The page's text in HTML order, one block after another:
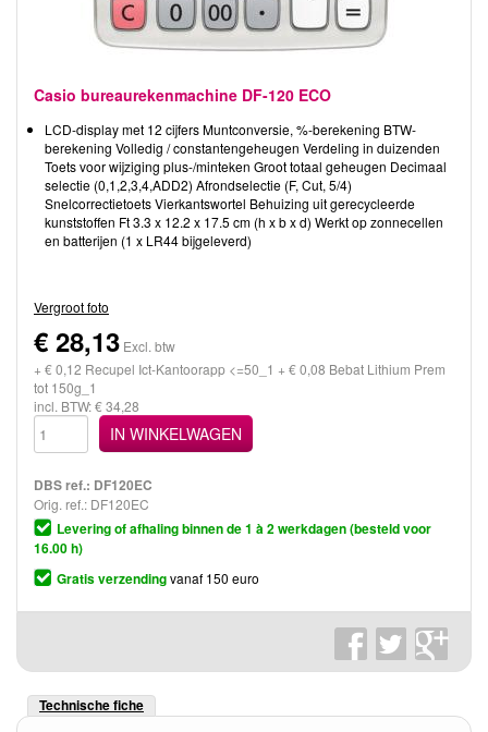
Casio bureaurekenmachine DF-120 ECO
LCD-display met 12 cijfers Muntconversie, %-berekening BTW-
berekening Volledig / constantengeheugen Verdeling in duizenden
Toets voor wijziging plus-/minteken Groot totaal geheugen Decimaal
selectie (0,1,2,3,4,ADD2) Afrondselectie (F, Cut, 5/4)
Snelcorrectietoets Vierkantswortel Behuizing uit gerecycleerde
kunststoffen Ft 3.3 x 12.2 x 17.5 cm (h x b x d) Werkt op zonnecellen
en batterijen (1 x LR44 bijgeleverd)
Vergroot foto
€ 28,13 Excl. btw
+ € 0,12 Recupel Ict-Kantoorapp <=50_1 + € 0,08 Bebat Lithium Prem
tot 150g_1
incl. BTW: € 34,28
IN WINKELWAGEN
DBS ref.: DF120EC
Orig. ref.: DF120EC
Levering of afhaling binnen de 1 à 2 werkdagen (besteld voor
16.00 h)
Gratis verzendingvanaf 150 euro
Technische fiche